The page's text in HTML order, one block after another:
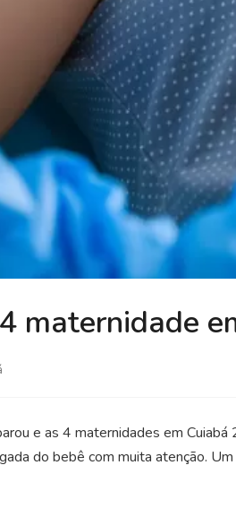
maternidade
e as 4 maternidades em
do bebê com muita atenção.